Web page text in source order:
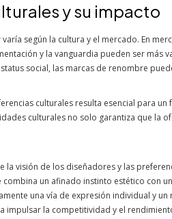
y su impacto
según la cultura y el mercado. En
y la vanguardia pueden ser más
social, las marcas de renombre
culturales resulta esencial para
culturales no solo garantiza que la
la visión de los diseñadores y las
un afinado instinto estético con
una vía de expresión individual y
impulsar la competitividad y el